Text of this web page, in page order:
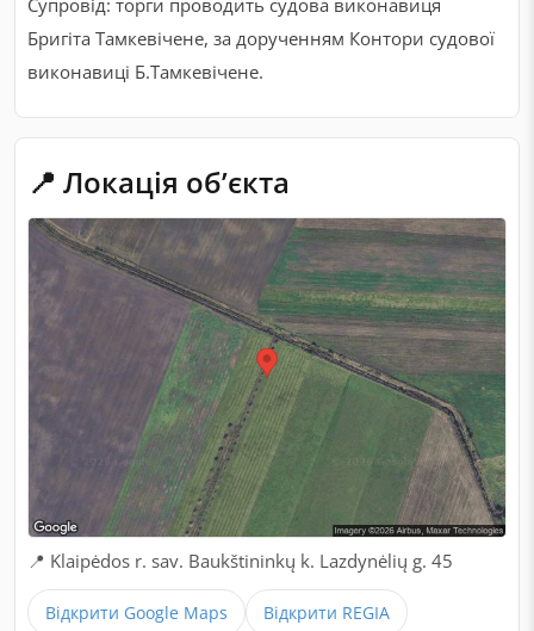
Супровід: торги проводить судова виконавиця
Бригіта Тамкевічене, за дорученням Контори судової
виконавиці Б.Тамкевічене.
📍 Локація обʼєкта
📍 Klaipėdos r. sav. Baukštininkų k. Lazdynėlių g. 45
Відкрити Google Maps Відкрити REGIA